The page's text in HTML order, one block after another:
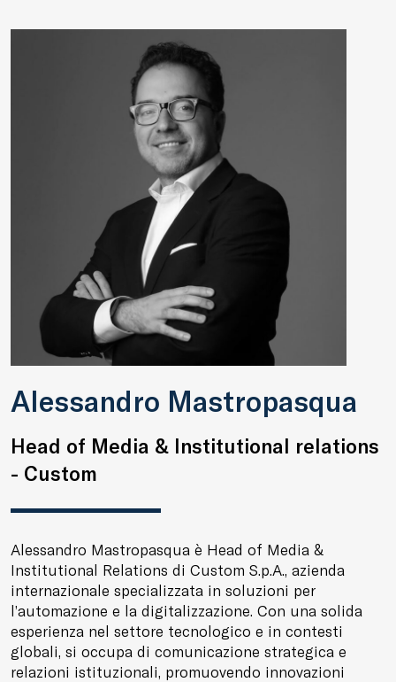
Alessandro Mastropasqua
Head of Media & Institutional relations
- Custom
Alessandro Mastropasqua è Head of Media &
Institutional Relations di Custom S.p.A., azienda
internazionale specializzata in soluzioni per
l’automazione e la digitalizzazione. Con una solida
esperienza nel settore tecnologico e in contesti
globali, si occupa di comunicazione strategica e
relazioni istituzionali, promuovendo innovazioni